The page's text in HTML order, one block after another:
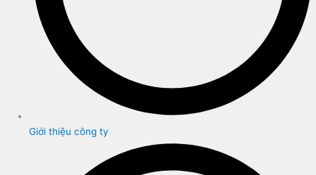
Giới thiệu công ty